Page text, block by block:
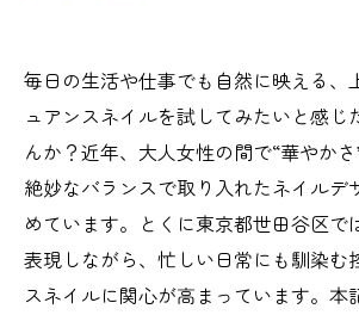
毎日の生活や仕事でも自然に映える、
ュアンスネイルを試してみたいと感じ
んか？近年、大人女性の間で“華やか
絶妙なバランスで取り入れたネイルデ
めています。とくに東京都世田谷区で
表現しながら、忙しい日常にも馴染む
スネイルに関心が高まっています。本